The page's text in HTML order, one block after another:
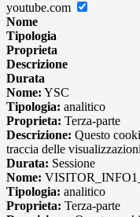
youtube.com
Nome
Tipologia
Proprieta
Descrizione
Durata
Nome: YSC
Tipologia: analitico
Proprieta: Terza-parte
Descrizione: Questo
traccia delle
Durata: Sessione
Nome:
Tipologia: analitico
Proprieta: Terza-parte